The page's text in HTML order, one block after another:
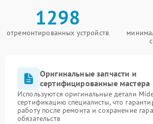
1298
отремонтированных устройств
Оригинальные запчасти и
сертифицированные мастера
Используются оригинальные детали
сертификацию специалисты, что
работу после ремонта и сохранение
обязательств